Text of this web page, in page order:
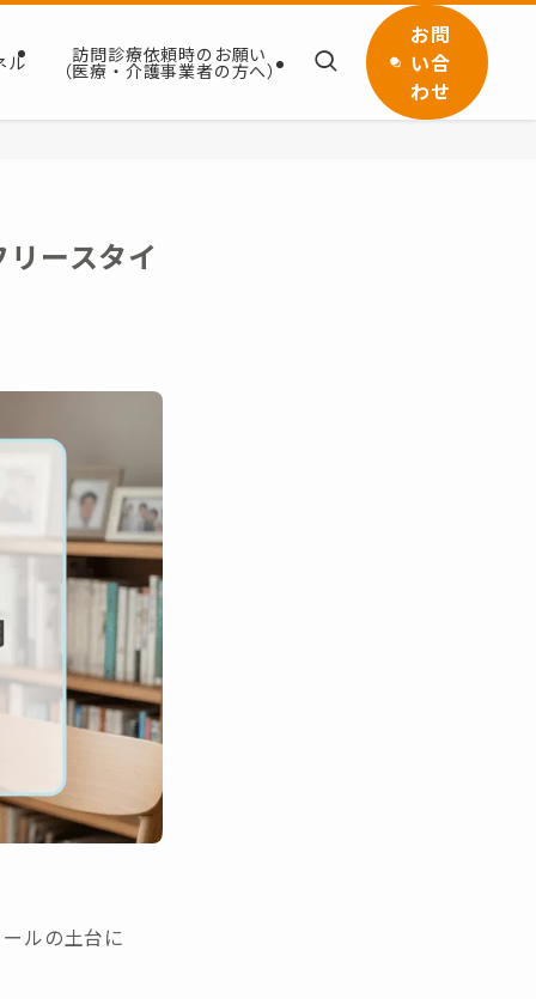
ル 訪問診療依頼時のお願い
（医療・介護事業者の方へ）
お問
い合
わせ
ースタイ
ルの土台に